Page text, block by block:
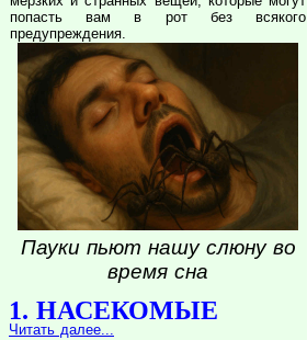
попасть вам в рот без всякого
предупреждения.
Пауки пьют нашу слюну во
время сна
1. НАСЕКОМЫЕ
Читать далее...